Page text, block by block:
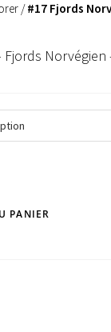
/#17 Fjords
PANIER